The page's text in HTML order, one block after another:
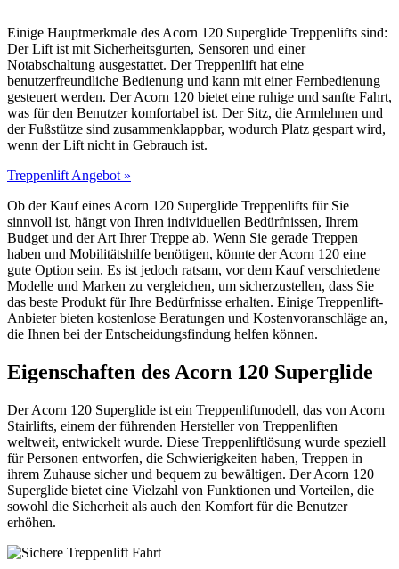
Einige Hauptmerkmale des Acorn 120 Superglide Treppenlifts sind:
Der Lift ist mit Sicherheitsgurten, Sensoren und einer
Notabschaltung ausgestattet. Der Treppenlift hat eine
benutzerfreundliche Bedienung und kann mit einer Fernbedienung
gesteuert werden. Der Acorn 120 bietet eine ruhige und sanfte Fahrt,
was für den Benutzer komfortabel ist. Der Sitz, die Armlehnen und
der Fußstütze sind zusammenklappbar, wodurch Platz gespart wird,
wenn der Lift nicht in Gebrauch ist.
Treppenlift Angebot »
Ob der Kauf eines Acorn 120 Superglide Treppenlifts für Sie
sinnvoll ist, hängt von Ihren individuellen Bedürfnissen, Ihrem
Budget und der Art Ihrer Treppe ab. Wenn Sie gerade Treppen
haben und Mobilitätshilfe benötigen, könnte der Acorn 120 eine
gute Option sein. Es ist jedoch ratsam, vor dem Kauf verschiedene
Modelle und Marken zu vergleichen, um sicherzustellen, dass Sie
das beste Produkt für Ihre Bedürfnisse erhalten. Einige Treppenlift-
Anbieter bieten kostenlose Beratungen und Kostenvoranschläge an,
die Ihnen bei der Entscheidungsfindung helfen können.
Eigenschaften des Acorn 120 Superglide
Der Acorn 120 Superglide ist ein Treppenliftmodell, das von Acorn
Stairlifts, einem der führenden Hersteller von Treppenliften
weltweit, entwickelt wurde. Diese Treppenliftlösung wurde speziell
für Personen entworfen, die Schwierigkeiten haben, Treppen in
ihrem Zuhause sicher und bequem zu bewältigen. Der Acorn 120
Superglide bietet eine Vielzahl von Funktionen und Vorteilen, die
sowohl die Sicherheit als auch den Komfort für die Benutzer
erhöhen.